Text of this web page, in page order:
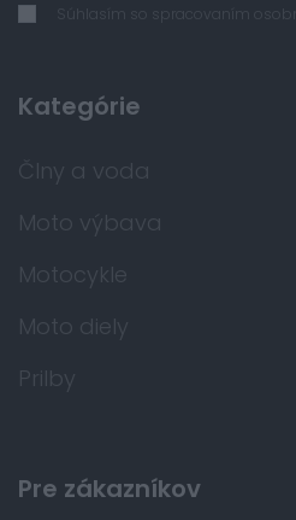
Súhlasím so spracovaním
Kategórie
Člny a voda
Moto výbava
Motocykle
Moto diely
Prilby
Pre zákazníkov